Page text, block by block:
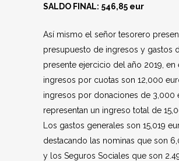
SALDO FINAL: 546,85 eur
Así mismo el señor tesorero
presupuesto de ingresos y gastos
presente ejercicio del año 2019, en
ingresos por cuotas son 12,000
ingresos por donaciones de 3,000
representan un ingreso total de
Los gastos generales son 15,019
destacando las nominas que son
y los Seguros Sociales que son